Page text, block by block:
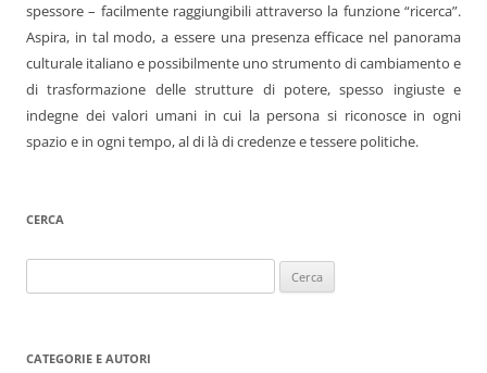
spessore – facilmente raggiungibili attraverso la funzione “ricerca”.
Aspira, in tal modo, a essere una presenza efficace nel panorama
culturale italiano e possibilmente uno strumento di cambiamento e
di trasformazione delle strutture di potere, spesso ingiuste e
indegne dei valori umani in cui la persona si riconosce in ogni
spazio e in ogni tempo, al di là di credenze e tessere politiche.
CERCA
per:
CATEGORIE E AUTORI